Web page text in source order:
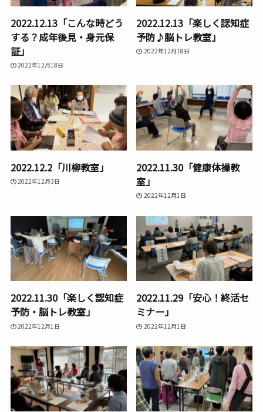
2022.12.13「こんな時どう
する？成年後見・身元保
証」
2022年12月18日
2022.12.13「楽しく認知症
予防♪脳トレ教室」
2022年12月18日
2022.12.2「川柳教室」
2022年12月3日
2022.11.30「健康体操教
室」
2022年12月1日
2022.11.30「楽しく認知症
予防・脳トレ教室」
2022年12月1日
2022.11.29「安心！終活セ
ミナー」
2022年12月1日